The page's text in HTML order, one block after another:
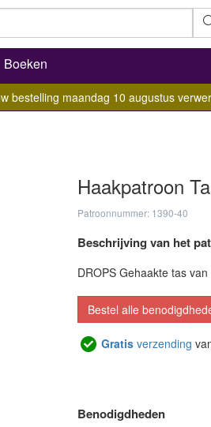
Boeken
bestelling maandag 10 augustus
Haakpatroon
Patroonnummer: 1390-40
Beschrijving van het
DROPS Gehaakte tas van
Bestel alle
Gratis verzending
Benodigdheden